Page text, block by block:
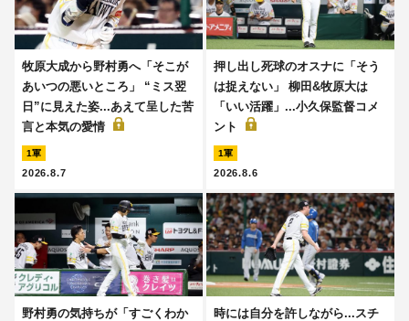
牧原大成から野村勇へ「そこが
あいつの悪いところ」 “ミス翌
日”に見えた姿...あえて呈した苦
言と本気の愛情
1軍
2026.8.7
押し出し死球のオスナに「そう
は捉えない」 柳田&牧原大は
「いい活躍」...小久保監督コメ
ント
1軍
2026.8.6
野村勇の気持ちが「すごくわか
時には自分を許しながら...スチ